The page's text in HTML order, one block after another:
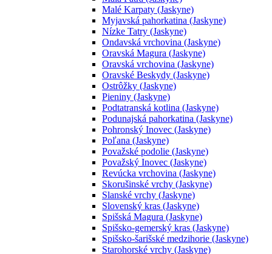
Malé Karpaty (Jaskyne)
Myjavská pahorkatina (Jaskyne)
Nízke Tatry (Jaskyne)
Ondavská vrchovina (Jaskyne)
Oravská Magura (Jaskyne)
Oravská vrchovina (Jaskyne)
Oravské Beskydy (Jaskyne)
Ostrôžky (Jaskyne)
Pieniny (Jaskyne)
Podtatranská kotlina (Jaskyne)
Podunajská pahorkatina (Jaskyne)
Pohronský Inovec (Jaskyne)
Poľana (Jaskyne)
Považské podolie (Jaskyne)
Považský Inovec (Jaskyne)
Revúcka vrchovina (Jaskyne)
Skorušinské vrchy (Jaskyne)
Slanské vrchy (Jaskyne)
Slovenský kras (Jaskyne)
Spišská Magura (Jaskyne)
Spišsko-gemerský kras (Jaskyne)
Spišsko-šarišské medzihorie (Jaskyne)
Starohorské vrchy (Jaskyne)